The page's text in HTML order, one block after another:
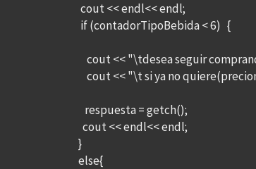
cout << endl<< endl;
if (contadorTipoBebida < 6) {
cout << "\tdesea seguir
cout << "\t si ya no
respuesta = getch();
cout << endl<< endl;
}
else{